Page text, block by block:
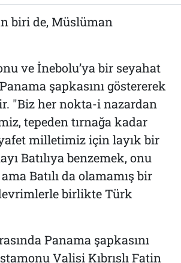
biri de, Müslüman
ve İnebolu’ya bir seyahat
şapkasını göstererek
"Biz her nokta-i nazardan
tepeden tırnağa kadar
milletimiz için layık bir
Batılıya benzemek, onu
Batılı da olamamış bir
devrimlerle birlikte Türk
Panama şapkasını
Valisi Kıbrıslı Fatin